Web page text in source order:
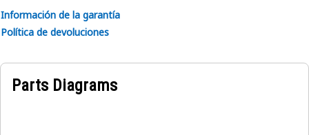
Información de la garantía
Política de devoluciones
Parts Diagrams